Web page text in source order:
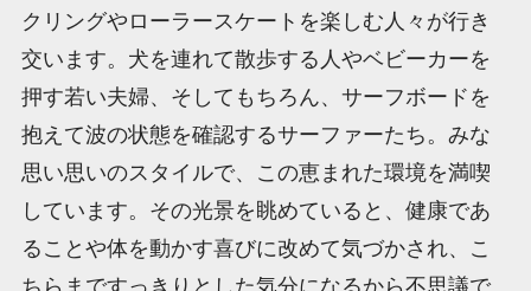
クリングやローラースケートを楽しむ人々が行き
交います。犬を連れて散歩する人やベビーカーを
押す若い夫婦、そしてもちろん、サーフボードを
抱えて波の状態を確認するサーファーたち。みな
思い思いのスタイルで、この恵まれた環境を満喫
しています。その光景を眺めていると、健康であ
ることや体を動かす喜びに改めて気づかされ、こ